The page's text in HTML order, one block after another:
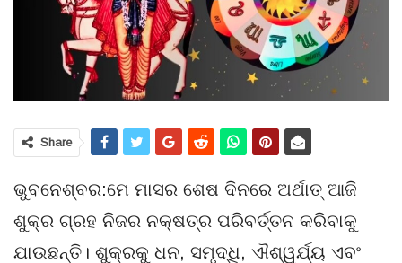
Share
ଭୁବନେଶ୍ବର:ମେ ମାସର ଶେଷ ଦିନରେ ଅର୍ଥାତ୍ ଆଜି
ଶୁକ୍ର ଗ୍ରହ ନିଜର ନକ୍ଷତ୍ର ପରିବର୍ତ୍ତନ କରିବାକୁ
ଯାଉଛନ୍ତି। ଶୁକ୍ରକୁ ଧନ, ସମୃଦ୍ଧି, ଐଶ୍ୱର୍ଯ୍ୟ ଏବଂ